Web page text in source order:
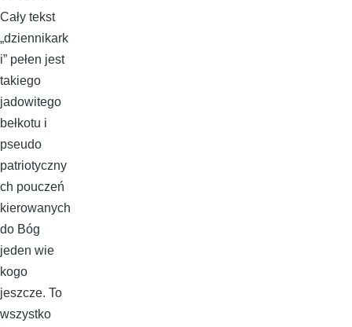
Cały tekst
„dziennikark
i” pełen jest
takiego
jadowitego
bełkotu i
pseudo
patriotyczny
ch pouczeń
kierowanych
do Bóg
jeden wie
kogo
jeszcze. To
wszystko